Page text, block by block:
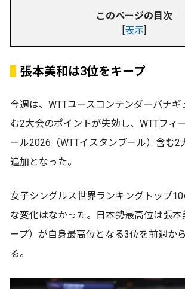
このページの目次
[表示]
張本美和は3位をキープ
今週は、WTTユースコンテンダーパナ
む2大会のポイントが失効し、WTTフィ
ール2026（WTTイスタンブール）含む2
追加となった。
女子シングルス世界ランキングトップ
な変化はなかった。日本勢最高位は張
ープ）が自身最高位となる3位を前週か
る。